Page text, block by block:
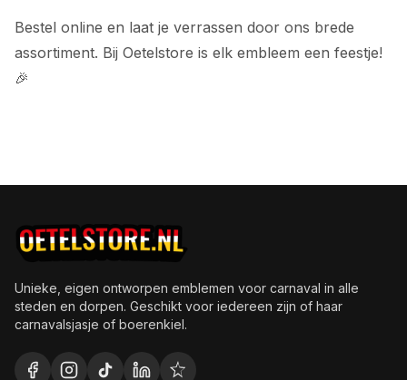
Bestel online en laat je verrassen door ons brede
assortiment. Bij Oetelstore is elk embleem een feestje!
🎉
Unieke, eigen ontworpen emblemen voor carnaval in alle
steden en dorpen. Geschikt voor iedereen zijn of haar
carnavalsjasje of boerenkiel.